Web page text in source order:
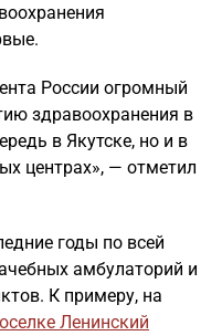
России огромный
здравоохранения в
в Якутске, но и в
центрах», — отметил
годы по всей
амбулаторий и
К примеру, на
Ленинский